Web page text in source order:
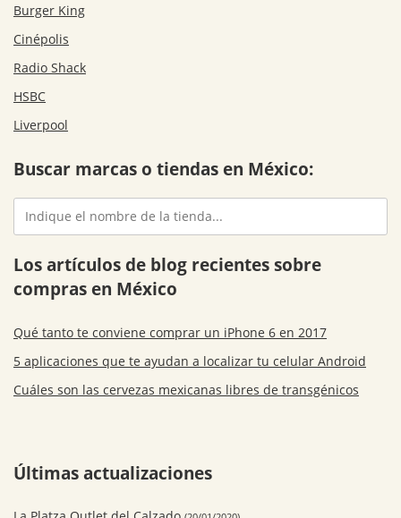
Burger King
Cinépolis
Radio Shack
HSBC
Liverpool
Buscar marcas o tiendas en México:
Los artículos de blog recientes sobre
compras en México
Qué tanto te conviene comprar un iPhone 6 en 2017
5 aplicaciones que te ayudan a localizar tu celular Android
Cuáles son las cervezas mexicanas libres de transgénicos
Últimas actualizaciones